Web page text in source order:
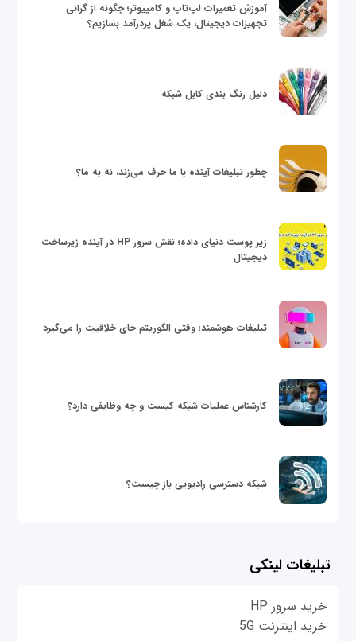
آموزش تعمیرات لپ‌تاپ و کامپیوتر؛ چگونه از گرانی
تجهیزات دیجیتال، یک شغل پردرآمد بسازیم؟
دلیل رنگ بندی کابل شبکه
چطور تبلیغات آینده با ما حرف می‌زند، نه به ما؟
زیر پوست دنیای داده؛ نقش سرور HP در آینده زیرساخت
دیجیتال
تبلیغات هوشمند؛ وقتی الگوریتم جای خلاقیت را می‌گیرد
کارشناس عملیات شبکه کیست و چه وظایفی دارد؟
شبکه دسترسی رادیویی باز چیست؟
تبلیغات لینکی
خرید سرور HP
خرید اینترنت 5G